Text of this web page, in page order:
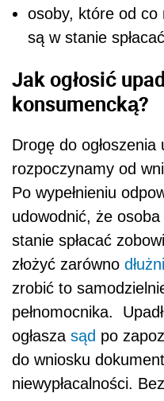
osoby, które od co
są w stanie
Jak ogłosić
konsumencką?
Drogę do ogłoszenia
rozpoczynamy od
Po wypełnieniu
udowodnić, że
stanie spłacać
złożyć zarówno
zrobić to
pełnomocnika.
ogłasza sąd po
do wniosku
niewypłacalności.